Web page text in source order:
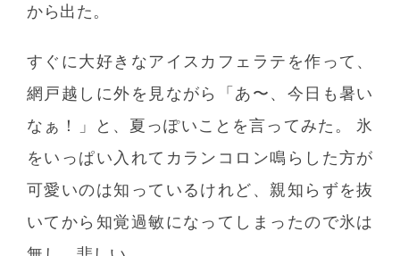
から出た。
すぐに大好きなアイスカフェラテを作って、
網戸越しに外を見ながら「あ〜、今日も暑い
なぁ！」と、夏っぽいことを言ってみた。 氷
をいっぱい入れてカランコロン鳴らした方が
可愛いのは知っているけれど、親知らずを抜
いてから知覚過敏になってしまったので氷は